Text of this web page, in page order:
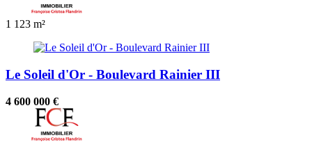
1 123 m²
Le Soleil d'Or - Boulevard Rainier III
4 600 000 €